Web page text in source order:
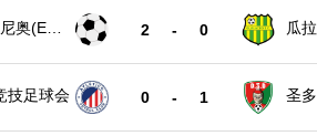
奥(EC
2 - 0 瓜
技足球会 0 - 1 圣